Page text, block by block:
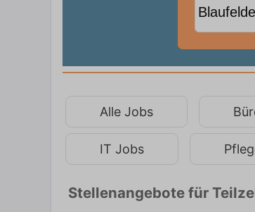
Alle Jobs
IT Jobs
Stellenangebote für